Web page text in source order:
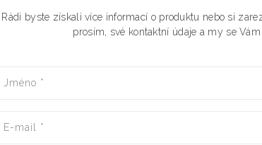
Rádi byste získali více informací o produktu nebo si
prosím, své kontaktní údaje a my se
Jméno *
E-mail *